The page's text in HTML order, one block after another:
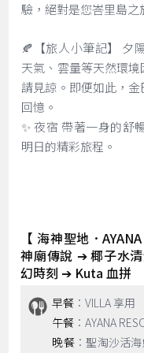
驗，絕對是您峇里島之
🍂【旅人小筆記】 夕
天氣、雲量等天然環
請見諒。即便如此，
回憶。
✨ 夜宿 帶著一身的舒
明日的精彩旅程。
【 海神聖地．
神廟傳說 ➔ 椰子水
幻時刻 ➔ Kuta 血拼
早餐 ：VILLA 享用
午餐 ：AYANA
晚餐 ：聖淘沙活